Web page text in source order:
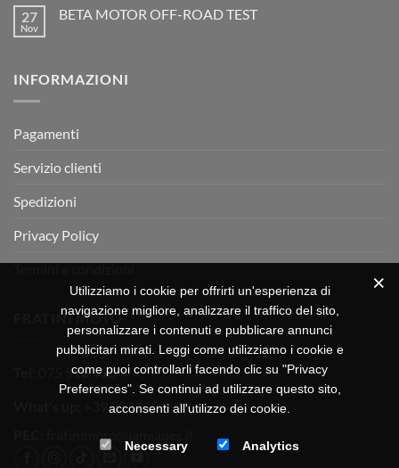
è
arrivata
Motocross
èBeta
27
Nov
BETA MOTOR OFF-ROAD TEST
MOTOR
INFORMAZIONI
Pagamenti
Servizio clienti
Spedizioni
Privacy Policy
Termini e condizioni
FRATINI MOTO
075 518 1504
+39 3334656649
Utilizziamo i cookie per offrirti un'esperienza di
navigazione migliore, analizzare il traffico del sito,
personalizzare i contenuti e pubblicare annunci
pubblicitari mirati. Leggi come utilizziamo i cookie e
come puoi controllarli facendo clic su "Privacy
Preferences". Se continui ad utilizzare questo sito,
acconsenti all'utilizzo dei cookie.
Necessary Analytics